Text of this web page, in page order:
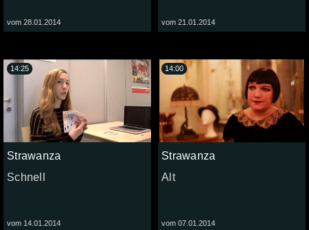
vom 28.01.2014 vom 21.01.2014
Strawanza
Schnell
vom 14.01.2014
14:25
Strawanza
Alt
vom 07.01.2014
14:00